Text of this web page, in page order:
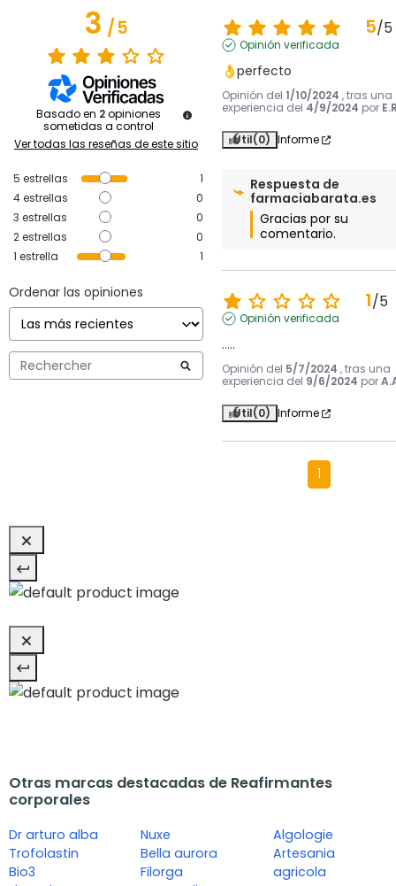
3/5
Basado en 2 opiniones
sometidas a control
Ver todas las reseñas de este sitio
5 estrellas
1
4estrellas
0
3 estrellas
0
2estrellas
0
1 estrella 1
Ordenar las opiniones
5/5
Opinión verificada
👌perfecto
Opinión del 1/10/2024 , tras una
experiencia del 4/9/2024 por
Útil(0) Informe
Respuesta de
farmaciabarata.es
Gracias por su
comentario.
1/5
Opinión verificada
.....
Opinión del 5/7/2024 , tras una
experiencia del 9/6/2024 por
Útil(0) Informe
1
Otras marcas destacadas de Reafirmantes
corporales
Dr arturo alba
Trofolastin
Bio3
Nuxe
Bella aurora
Filorga
Algologie
Artesania
agricola